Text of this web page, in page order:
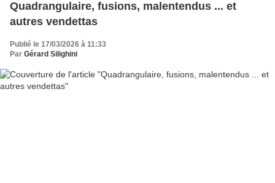
Quadrangulaire, fusions, malentendus ... et
autres vendettas
Publié le 17/03/2026 à 11:33
Par Gérard Silighini